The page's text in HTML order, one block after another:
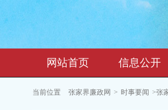
网站首页 信息公开
当前位置 张家界廉政网 > 时事要闻 >张